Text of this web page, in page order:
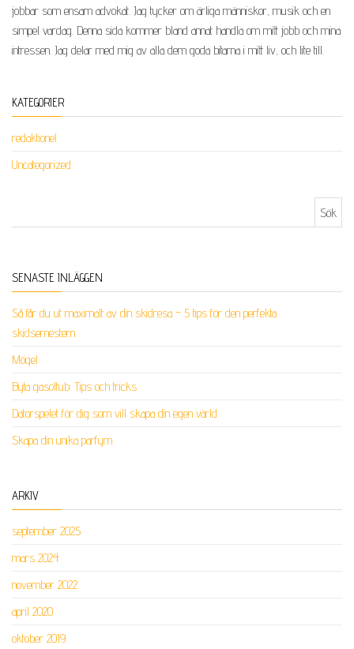
jobbar som ensam advokat. Jag tycker om ärliga människor, musik och en
simpel vardag. Denna sida kommer bland annat handla om mitt jobb och mina
intressen. Jag delar med mig av alla dem goda bitarna i mitt liv, och lite till.
KATEGORIER
redaktionel
Uncategorized
SENASTE INLÄGGEN
Så får du ut maximalt av din skidresa – 5 tips för den perfekta
skidsemestern
Mögel
Byta gasoltub: Tips och tricks
Datorspelet för dig som vill skapa din egen värld
Skapa din unika parfym
ARKIV
september 2025
mars 2024
november 2022
april 2020
oktober 2019